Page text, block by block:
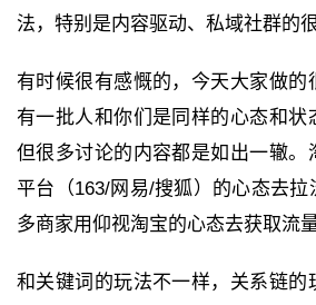
法，特别是内容驱动、私域社群的
有时候很有感慨的，今天大家做的
有一批人和你们是同样的心态和状
但很多讨论的内容都是如出一辙。
平台（163/网易/搜狐）的心态去拉
多商家用仰视淘宝的心态去获取流
和关键词的玩法不一样，关系链的